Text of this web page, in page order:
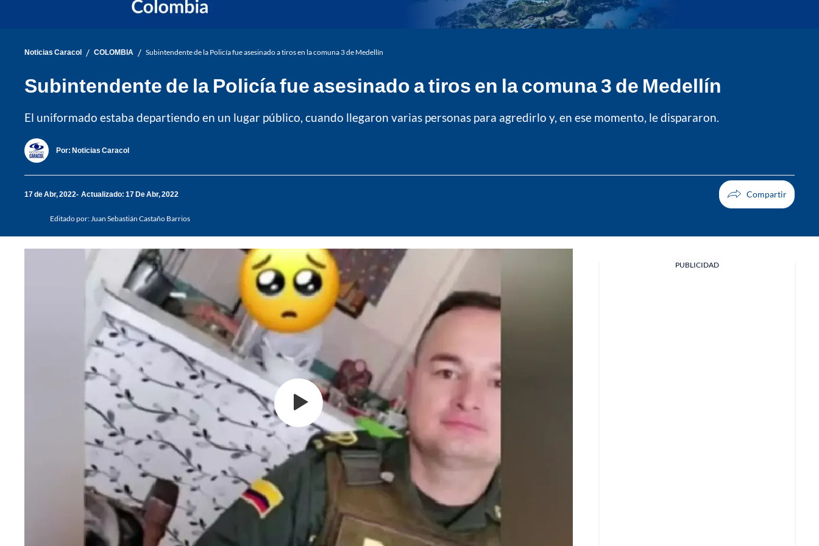
Noticias Caracol / COLOMBIA / Subintendente de la Policía fue asesinado a tiros en la comuna 3 de Medellín
Subintendente de la Policía fue asesinado a tiros en la comuna 3 de Medellín
El uniformado estaba departiendo en un lugar público, cuando llegaron varias personas para agredirlo y, en ese momento, le dispararon.
Por: Noticias Caracol
17 de Abr, 2022 Actualizado: 17 De Abr, 2022
Editado por: Juan Sebastián Castaño Barrios
PUBLICIDAD